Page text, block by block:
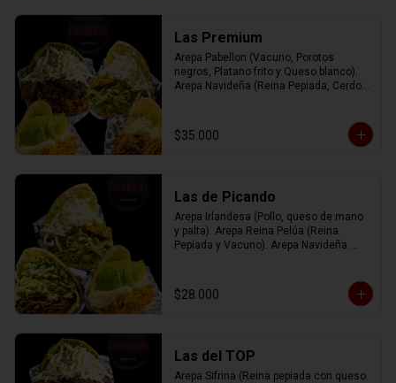
Las Premium
Arepa Pabellon (Vacuno, Porotos
negros, Platano frito y Queso blanco).
Arepa Navideña (Reina Pepiada, Cerdo,
(Mix de vacuno, pollo y cerdo con queso
gauda).
$35.000
Las de Picando
Arepa Irlandesa (Pollo, queso de mano
y palta). Arepa Reina Pelúa (Reina
Pepiada y Vacuno). Arepa Navideña
$28.000
Las del TOP
Arepa Sifrina (Reina pepiada con queso